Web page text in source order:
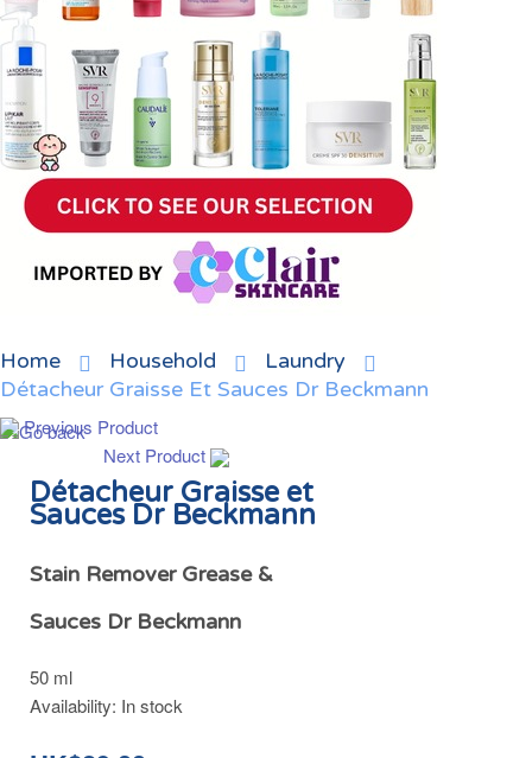
Home Household
Laundry
Détacheur Graisse Et Sauces Dr Beckmann
Previous Product
Next Product
Détacheur Graisse et
Sauces Dr Beckmann
Stain Remover Grease &
Sauces Dr Beckmann
50 ml
Availability: In stock